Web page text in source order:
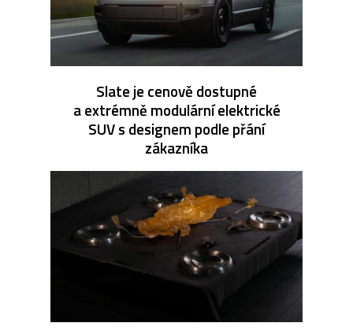
Slate je cenově dostupné
a extrémně modulární elektrické
SUV s designem podle přání
zákazníka